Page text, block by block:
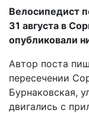
Велосипедист
31 августа в
опубликовали
Автор поста
пересечении
Бурнаковская,
двигались с